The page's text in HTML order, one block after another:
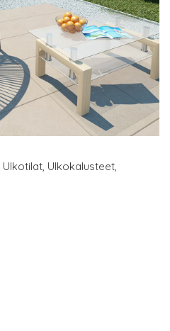
Ulkotilat, Ulkokalusteet,